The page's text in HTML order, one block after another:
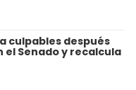
culpables después
el Senado y recalcula